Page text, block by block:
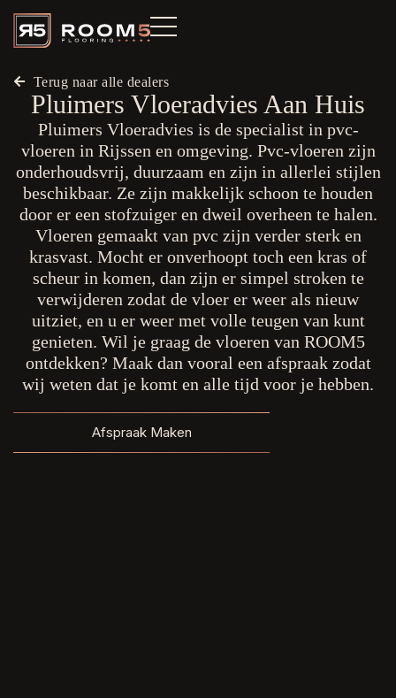
Terug naar alle dealers
Pluimers Vloeradvies Aan Huis
Pluimers Vloeradvies is de specialist in pvc-
vloeren in Rijssen en omgeving. Pvc-vloeren zijn
onderhoudsvrij, duurzaam en zijn in allerlei stijlen
beschikbaar. Ze zijn makkelijk schoon te houden
door er een stofzuiger en dweil overheen te halen.
Vloeren gemaakt van pvc zijn verder sterk en
krasvast. Mocht er onverhoopt toch een kras of
scheur in komen, dan zijn er simpel stroken te
verwijderen zodat de vloer er weer als nieuw
uitziet, en u er weer met volle teugen van kunt
genieten. Wil je graag de vloeren van ROOM5
ontdekken? Maak dan vooral een afspraak zodat
wij weten dat je komt en alle tijd voor je hebben.
Afspraak Maken